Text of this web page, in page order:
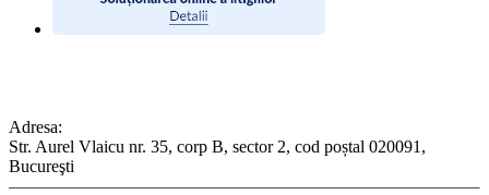
Adresa:
Str. Aurel Vlaicu nr. 35, corp B, sector 2, cod poștal 020091,
Bucureşti